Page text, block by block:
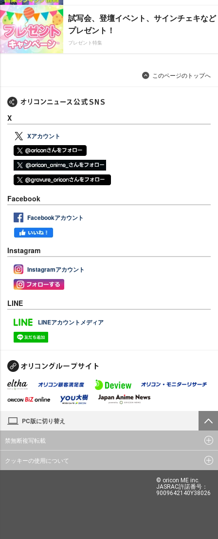
試写会、登壇イベント、サインチェキなど
プレゼント！
プレゼント特集
このページのトップへ
X
Xアカウント
Facebook
Facebookアカウント
Instagram
Instagramアカウント
LINE
LINEアカウントメディア
PC版に切り替え
禁無断複写転載
クッキーの使用について
© oricon ME inc.
JASRAC許諾番号：
9009642140Y38026